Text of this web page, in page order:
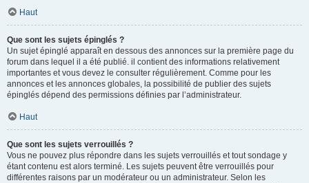
Haut
Que sont les sujets épinglés ?
Un sujet épinglé apparaît en dessous des annonces sur la première page du
forum dans lequel il a été publié. il contient des informations relativement
importantes et vous devez le consulter régulièrement. Comme pour les
annonces et les annonces globales, la possibilité de publier des sujets
épinglés dépend des permissions définies par l’administrateur.
Haut
Que sont les sujets verrouillés ?
Vous ne pouvez plus répondre dans les sujets verrouillés et tout sondage y
étant contenu est alors terminé. Les sujets peuvent être verrouillés pour
différentes raisons par un modérateur ou un administrateur. Selon les